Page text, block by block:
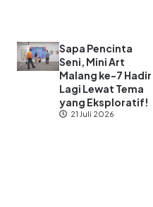
Sapa Pencinta
Seni, Mini Art
Malang ke-7 Hadir
Lagi Lewat Tema
yang Eksploratif!
21 Juli 2026